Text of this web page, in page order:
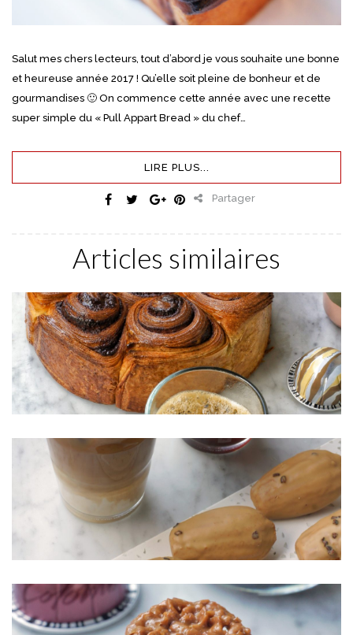
Salut mes chers lecteurs, tout d’abord je vous souhaite une bonne
et heureuse année 2017 ! Qu’elle soit pleine de bonheur et de
gourmandises 🙂 On commence cette année avec une recette
super simple du « Pull Appart Bread » du chef…
LIRE PLUS...
Partager
Articles similaires